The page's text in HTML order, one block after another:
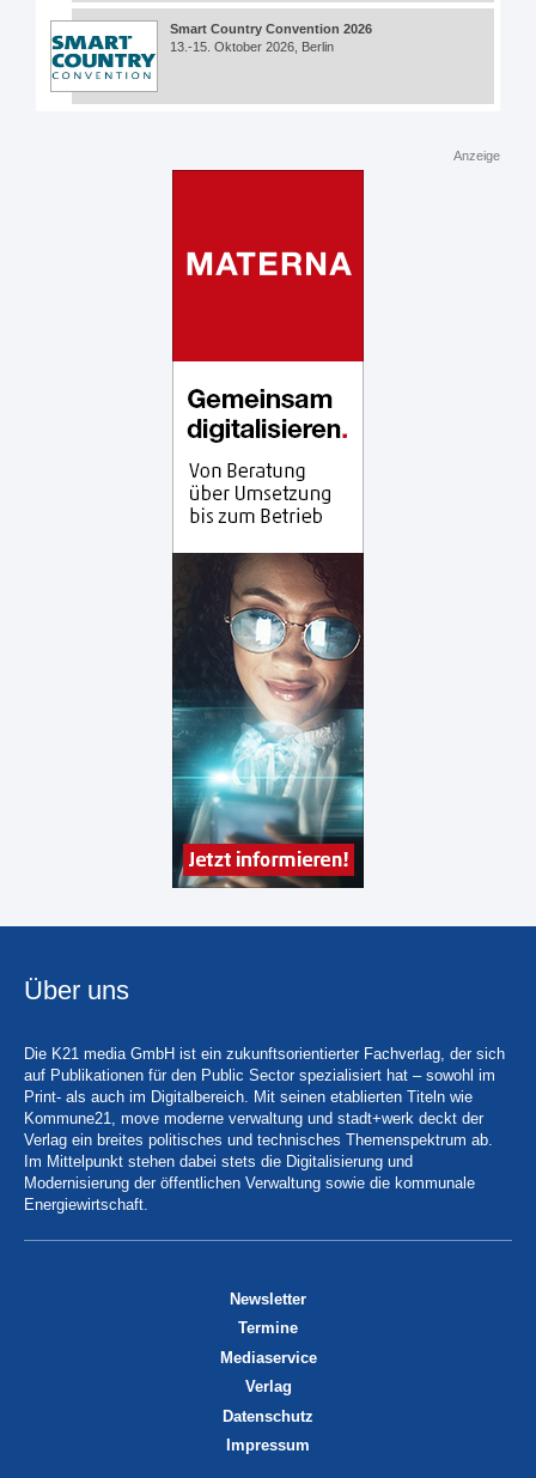
Smart Country Convention 2026
13.-15. Oktober 2026, Berlin
Anzeige
Über uns
Die K21 media GmbH ist ein zukunftsorientierter Fachverlag, der sich
auf Publikationen für den Public Sector spezialisiert hat – sowohl im
Print- als auch im Digitalbereich. Mit seinen etablierten Titeln wie
Kommune21, move moderne verwaltung und stadt+werk deckt der
Verlag ein breites politisches und technisches Themenspektrum ab.
Im Mittelpunkt stehen dabei stets die Digitalisierung und
Modernisierung der öffentlichen Verwaltung sowie die kommunale
Energiewirtschaft.
Newsletter
Termine
Mediaservice
Verlag
Datenschutz
Impressum